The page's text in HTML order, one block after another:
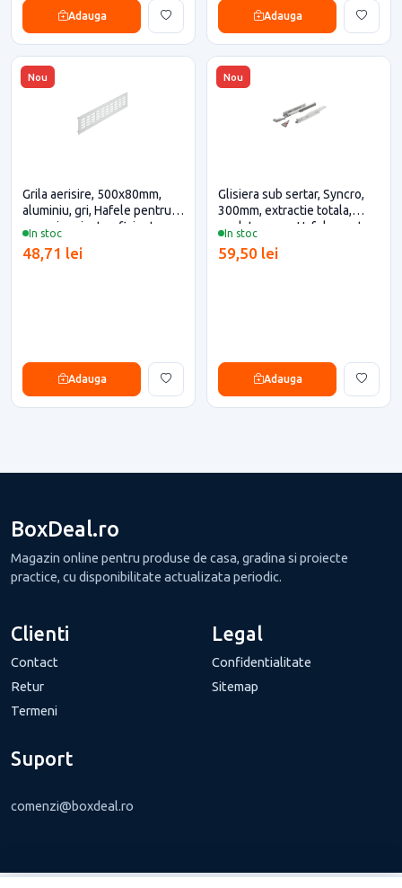
Adauga Adauga
Nou
In stoc
Grila aerisire, 500x80mm,
aluminiu, gri, Hafele pentru
casa si proiecte eficiente
48,71 lei
Adauga
Nou
In stoc
Glisiera sub sertar, Syncro,
300mm, extractie totala,
push to open, Hafele pentru
59,50 lei
Adauga
BoxDeal.ro
Magazin online pentru produse de casa, gradina si proiecte
practice, cu disponibilitate actualizata periodic.
Clienti
Contact
Retur
Termeni
Legal
Confidentialitate
Sitemap
Suport
comenzi@boxdeal.ro